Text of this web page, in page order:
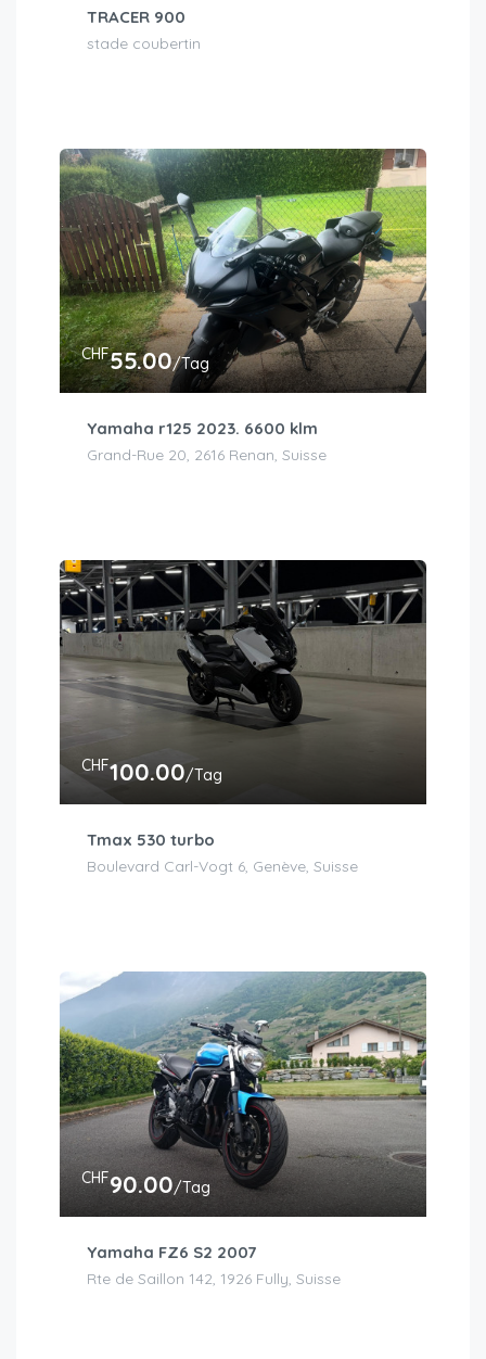
TRACER 900
stade coubertin
CHF55.00/Tag
Yamaha r125 2023. 6600 klm
Grand-Rue 20, 2616 Renan, Suisse
CHF100.00/Tag
Tmax 530 turbo
Boulevard Carl-Vogt 6, Genève, Suisse
CHF90.00/Tag
Yamaha FZ6 S2 2007
Rte de Saillon 142, 1926 Fully, Suisse